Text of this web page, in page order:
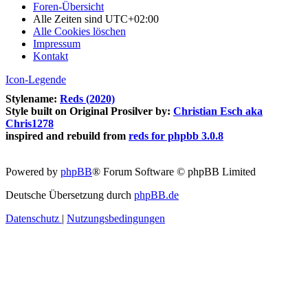
Foren-Übersicht
Alle Zeiten sind UTC+02:00
Alle Cookies löschen
Impressum
Kontakt
Icon-Legende
Stylename: Reds (2020)
Style built on Original Prosilver by: Christian Esch aka
Chris1278
inspired and rebuild from reds for phpbb 3.0.8
Powered by phpBB® Forum Software © phpBB Limited
Deutsche Übersetzung durch phpBB.de
Datenschutz | Nutzungsbedingungen